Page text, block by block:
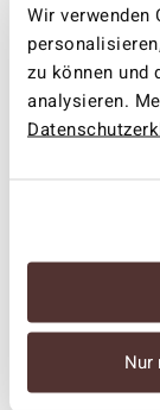
Wir verwenden
zu können und
analysieren.
Nur
Unser
Unser
freut sich